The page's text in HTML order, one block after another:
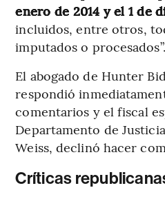
enero de 2014 y el 1 de
incluidos, entre otros,
imputados o procesados”.
El abogado de Hunter
respondió
comentarios y el fiscal
Departamento de
Weiss, declinó hacer
Críticas